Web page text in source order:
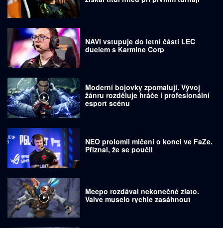
NAVI vstupuje do letní části LEC
duelem s Karmine Corp
Moderní bojovky zpomalují. Vývoj
žánru rozděluje hráče i profesionální
esport scénu
NEO prolomil mlčení o konci ve FaZe.
Přiznal, že se poučil
Meepo rozdával nekonečné zlato.
Valve muselo rychle zasáhnout